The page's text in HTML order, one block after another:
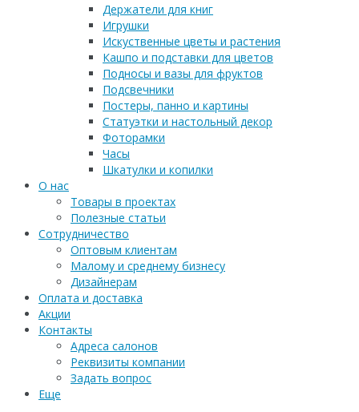
Держатели для книг
Игрушки
Искуственные цветы и растения
Кашпо и подставки для цветов
Подносы и вазы для фруктов
Подсвечники
Постеры, панно и картины
Статуэтки и настольный декор
Фоторамки
Часы
Шкатулки и копилки
О нас
Товары в проектах
Полезные статьи
Сотрудничество
Оптовым клиентам
Малому и среднему бизнесу
Дизайнерам
Оплата и доставка
Акции
Контакты
Адреса салонов
Реквизиты компании
Задать вопрос
Еще